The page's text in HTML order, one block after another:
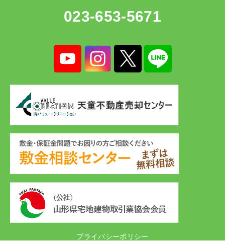
023-653-5671
プライバシーポリシー